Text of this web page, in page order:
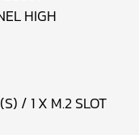
HIGH
/ 1 X M.2 SLOT